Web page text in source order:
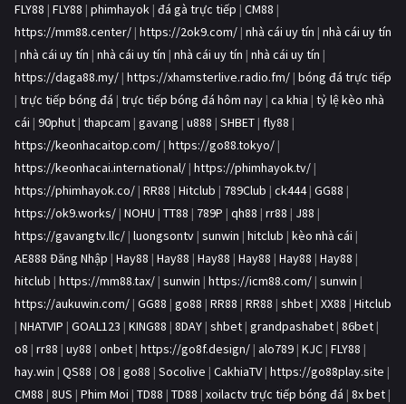
FLY88 | FLY88 | phimhayok | đá gà trực tiếp | CM88 |
https://mm88.center/ | https://2ok9.com/ | nhà cái uy tín | nhà cái uy tín
| nhà cái uy tín | nhà cái uy tín | nhà cái uy tín | nhà cái uy tín |
https://daga88.my/ | https://xhamsterlive.radio.fm/ | bóng đá trực tiếp
| trực tiếp bóng đá | trực tiếp bóng đá hôm nay | ca khia | tỷ lệ kèo nhà
cái | 90phut | thapcam | gavang | u888 | SHBET | fly88 |
https://keonhacaitop.com/ | https://go88.tokyo/ |
https://keonhacai.international/ | https://phimhayok.tv/ |
https://phimhayok.co/ | RR88 | Hitclub | 789Club | ck444| GG88 |
https://ok9.works/ | NOHU | TT88 | 789P | qh88 | rr88 | J88 |
https://gavangtv.llc/ | luongsontv | sunwin | hitclub | kèo nhà cái |
AE888 Đăng Nhập | Hay88 | Hay88 | Hay88 | Hay88 | Hay88 | Hay88 |
hitclub | https://mm88.tax/ | sunwin | https://icm88.com/ | sunwin |
https://aukuwin.com/ | GG88 | go88 | RR88 | RR88 | shbet | XX88 | Hitclub
| NHATVIP | GOAL123 | KING88 | 8DAY | shbet | grandpashabet | 86bet |
o8 | rr88 | uy88 | onbet | https://go8f.design/ | alo789 | KJC | FLY88 |
hay.win | QS88 | O8 | go88 | Socolive | CakhiaTV | https://go88play.site |
CM88 | 8US | Phim Moi | TD88 | TD88 | xoilactv trực tiếp bóng đá | 8x bet |